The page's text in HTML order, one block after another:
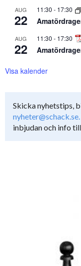
AUG
22
11:30 - 17:30
AUG
22
11:30 - 17:30
Visa kalender
Skicka nyhetstips,
nyheter@schack.se.
inbjudan och info till